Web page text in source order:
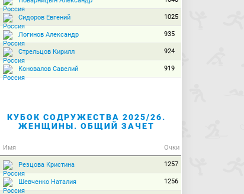
Сидоров Евгений 1025
Логинов Александр 935
Стрельцов Кирилл 924
Коновалов Савелий 919
КУБОК СОДРУЖЕСТВА 2025/26.
ЖЕНЩИНЫ. ОБЩИЙ ЗАЧЕТ
Имя Очки
Резцова Кристина 1257
Шевченко Наталия 1256